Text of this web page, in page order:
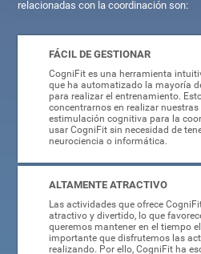
relacionadas con la coordinación son:
FÁCIL DE GESTIONAR
CogniFit es una herramienta
que ha automatizado la mayoría
para realizar el entrenamiento.
concentrarnos en realizar
estimulación cognitiva para la
usar CogniFit sin necesidad de
neurociencia o informática.
ALTAMENTE ATRACTIVO
Las actividades que ofrece
atractivo y divertido, lo que
queremos mantener en el tiempo
importante que disfrutemos las
realizando. Por ello, CogniFit ha